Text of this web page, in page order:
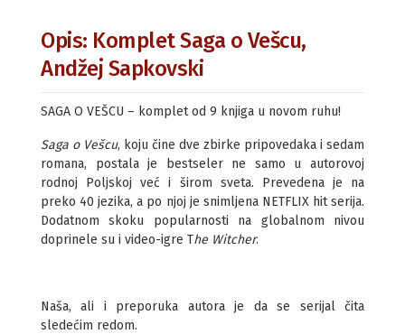
Opis: Komplet Saga o Vešcu,
Andžej Sapkovski
SAGA O VEŠCU – komplet od 9 knjiga u novom ruhu!
Saga o Vešcu, koju čine dve zbirke pripovedaka i sedam
romana, postala je bestseler ne samo u autorovoj
rodnoj Poljskoj već i širom sveta. Prevedena je na
preko 40 jezika, a po njoj je snimljena NETFLIX hit serija.
Dodatnom skoku popularnosti na globalnom nivou
doprinele su i video-igre The Witcher.
Naša, ali i preporuka autora je da se serijal čita
sledećim redom.